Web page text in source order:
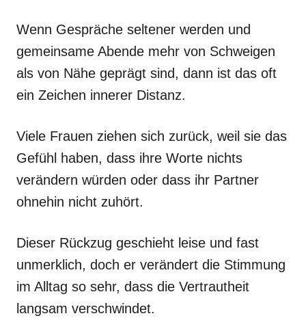
Wenn Gespräche seltener werden und
gemeinsame Abende mehr von Schweigen
als von Nähe geprägt sind, dann ist das oft
ein Zeichen innerer Distanz.
Viele Frauen ziehen sich zurück, weil sie das
Gefühl haben, dass ihre Worte nichts
verändern würden oder dass ihr Partner
ohnehin nicht zuhört.
Dieser Rückzug geschieht leise und fast
unmerklich, doch er verändert die Stimmung
im Alltag so sehr, dass die Vertrautheit
langsam verschwindet.